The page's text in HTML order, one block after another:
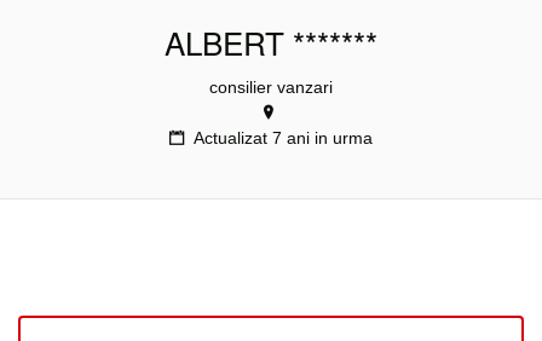
ALBERT *******
consilier vanzari
Actualizat 7 ani in urma